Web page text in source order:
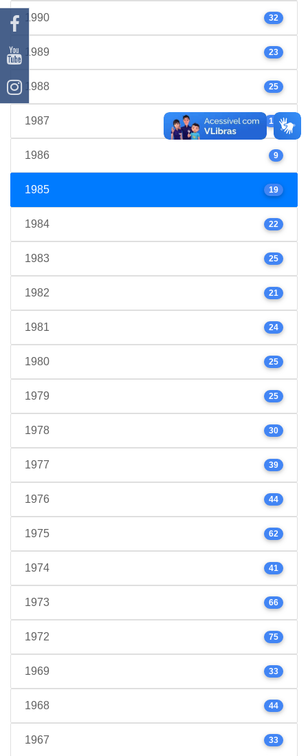
1990 32
1989 23
1988 25
1987 17
1986 9
1985 19
1984 22
1983 25
1982 21
1981 24
1980 25
1979 25
1978 30
1977 39
1976 44
1975 62
1974 41
1973 66
1972 75
1969 33
1968 44
1967 33